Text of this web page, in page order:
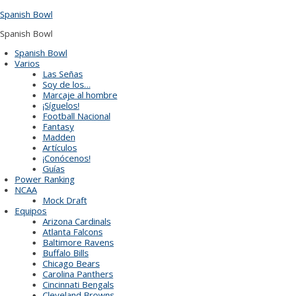
to
Spanish Bowl
Spanish Bowl
Spanish Bowl
Varios
Las Señas
Soy de los…
Marcaje al hombre
¡Síguelos!
Football Nacional
Fantasy
Madden
Artículos
¡Conócenos!
Guías
Power Ranking
NCAA
Mock Draft
Equipos
Arizona Cardinals
Atlanta Falcons
Baltimore Ravens
Buffalo Bills
Chicago Bears
Carolina Panthers
Cincinnati Bengals